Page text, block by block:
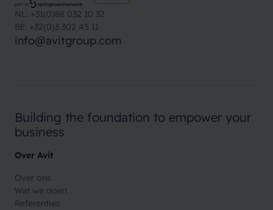
NL: +31(0)88 032 10 32
BE: +32(0)3 302 45 11
info@avitgroup.com
Building the foundation to empower your
business
Over Avit
Over ons
Wat we doen
Referenties